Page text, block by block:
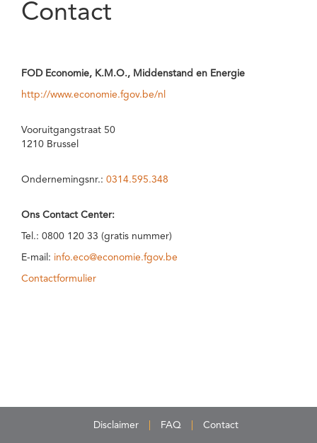
Contact
FOD Economie, K.M.O., Middenstand en Energie
http://www.economie.fgov.be/nl
Vooruitgangstraat 50
1210 Brussel
Ondernemingsnr.: 0314.595.348
Ons Contact Center:
Tel.: 0800 120 33 (gratis nummer)
E-mail: info.eco@economie.fgov.be
Contactformulier
Disclaimer FAQ Contact